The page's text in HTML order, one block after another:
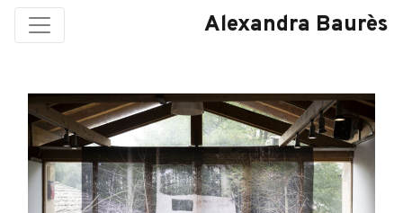
Alexandra Baurès